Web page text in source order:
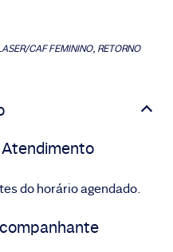
CAF FEMININO, RETORNO
do horário agendado.